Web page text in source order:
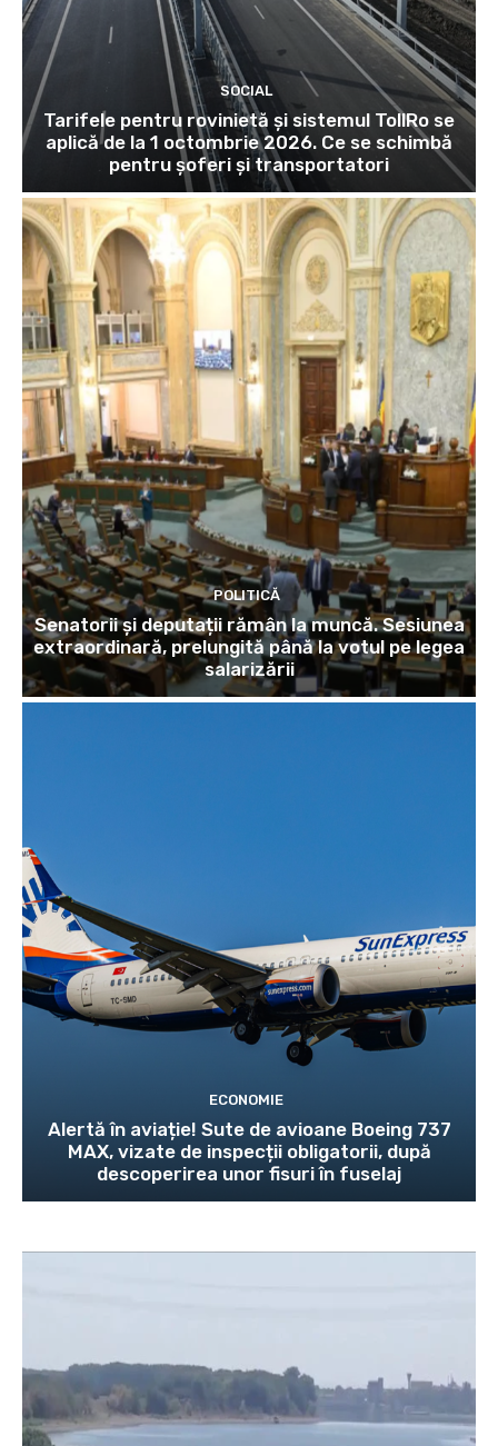
SOCIAL
Tarifele pentru rovinietă și sistemul TollRo se
aplică de la 1 octombrie 2026. Ce se schimbă
pentru șoferi și transportatori
POLITICĂ
Senatorii și deputații rămân la muncă. Sesiunea
extraordinară, prelungită până la votul pe legea
salarizării
ECONOMIE
Alertă în aviație! Sute de avioane Boeing 737
MAX, vizate de inspecții obligatorii, după
descoperirea unor fisuri în fuselaj